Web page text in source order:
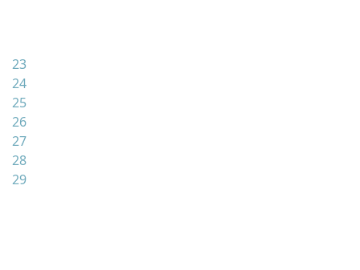
23
24
25
26
27
28
29